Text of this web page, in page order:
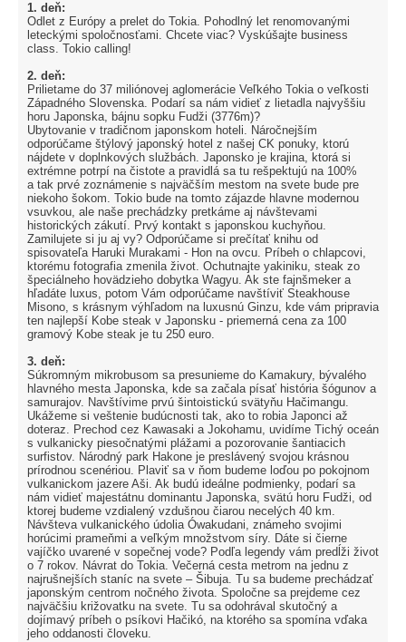
1. deň:
Odlet z Európy a prelet do Tokia. Pohodlný let renomovanými
leteckými spoločnosťami. Chcete viac? Vyskúšajte business
class. Tokio calling!
2. deň:
Prilietame do 37 miliónovej aglomerácie Veľkého Tokia o veľkosti
Západného Slovenska. Podarí sa nám vidieť z lietadla najvyššiu
horu Japonska, bájnu sopku Fudži (3776m)?
Ubytovanie v tradičnom japonskom hoteli. Náročnejším
odporúčame štýlový japonský hotel z našej CK ponuky, ktorú
nájdete v doplnkových službách. Japonsko je krajina, ktorá si
extrémne potrpí na čistote a pravidlá sa tu rešpektujú na 100%
a tak prvé zoznámenie s najväčším mestom na svete bude pre
niekoho šokom. Tokio bude na tomto zájazde hlavne modernou
vsuvkou, ale naše prechádzky pretkáme aj návštevami
historických zákutí. Prvý kontakt s japonskou kuchyňou.
Zamilujete si ju aj vy? Odporúčame si prečítať knihu od
spisovateľa Haruki Murakami - Hon na ovcu. Príbeh o chlapcovi,
ktorému fotografia zmenila život. Ochutnajte yakiniku, steak zo
špeciálneho hovädzieho dobytka Wagyu. Ak ste fajnšmeker a
hľadáte luxus, potom Vám odporúčame navštíviť Steakhouse
Misono, s krásnym výhľadom na luxusnú Ginzu, kde vám pripravia
ten najlepší Kobe steak v Japonsku - priemerná cena za 100
gramový Kobe steak je tu 250 euro.
3. deň:
Súkromným mikrobusom sa presunieme do Kamakury, bývalého
hlavného mesta Japonska, kde sa začala písať história šógunov a
samurajov. Navštívime prvú šintoistickú svätyňu Hačimangu.
Ukážeme si veštenie budúcnosti tak, ako to robia Japonci až
doteraz. Prechod cez Kawasaki a Jokohamu, uvidíme Tichý oceán
s vulkanicky piesočnatými plážami a pozorovanie šantiacich
surfistov. Národný park Hakone je preslávený svojou krásnou
prírodnou scenériou. Plaviť sa v ňom budeme loďou po pokojnom
vulkanickom jazere Aši. Ak budú ideálne podmienky, podarí sa
nám vidieť majestátnu dominantu Japonska, svätú horu Fudži, od
ktorej budeme vzdialený vzdušnou čiarou necelých 40 km.
Návšteva vulkanického údolia Ówakudani, známeho svojimi
horúcimi prameňmi a veľkým množstvom síry. Dáte si čierne
vajíčko uvarené v sopečnej vode? Podľa legendy vám predĺži život
o 7 rokov. Návrat do Tokia. Večerná cesta metrom na jednu z
najrušnejších staníc na svete – Šibuja. Tu sa budeme prechádzať
japonským centrom nočného života. Spoločne sa prejdeme cez
najväčšiu križovatku na svete. Tu sa odohrával skutočný a
dojímavý príbeh o psíkovi Hačikó, na ktorého sa spomína vďaka
jeho oddanosti človeku.